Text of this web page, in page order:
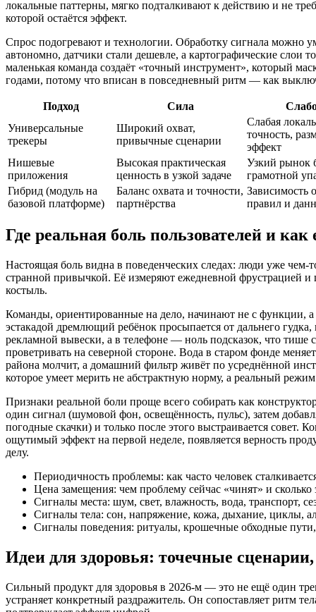
локальные паттерны, мягко подталкивают к действию и не
которой остаётся эффект.
Спрос подогревают и технологии. Обработку сигнала можно
автономно, датчики стали дешевле, а картографические слои
маленькая команда создаёт «точный инструмент», который
годами, потому что вписан в повседневный ритм — как
Подход Сила
Универсальные
трекеры
Широкий охват,
привычные сценарии
Слабая
точность,
эффект
Нишевые
приложения
Высокая практическая
ценность в узкой задаче
Узкий рынок
грамотной
Гибрид (модуль на
базовой платформе)
Баланс охвата и точности,
партнёрства
Зависимость
правил и
Где реальная боль пользователей и как
Настоящая боль видна в поведенческих следах: люди уже
странной привычкой. Её измеряют ежедневной фрустрацией и
костыль.
Команды, ориентированные на дело, начинают не с функции,
эстакадой дремлющий ребёнок просыпается от дальнего
рекламной вывески, а в телефоне — ноль подсказок, что тише
проветривать на северной стороне. Вода в старом фонде
района молчит, а домашний фильтр живёт по усреднённой
которое умеет мерить не абстрактную норму, а реальный
Признаки реальной боли проще всего собирать как
один сигнал (шумовой фон, освещённость, пульс), затем
погодные скачки) и только после этого выстраивается совет.
ощутимый эффект на первой неделе, появляется верность
делу.
Периодичность проблемы: как часто человек
Цена замещения: чем проблему сейчас «чинят» и сколько
Сигналы места: шум, свет, влажность, вода, транспорт,
Сигналы тела: сон, напряжение, кожа, дыхание, циклы,
Сигналы поведения: ритуалы, крошечные обходные
Идеи для здоровья: точечные
Сильный продукт для здоровья в 2026-м — это не ещё один
устраняет конкретный раздражитель. Он сопоставляет ритм